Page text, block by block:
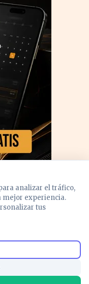
analizar el tráfico,
mejor experiencia.
tus